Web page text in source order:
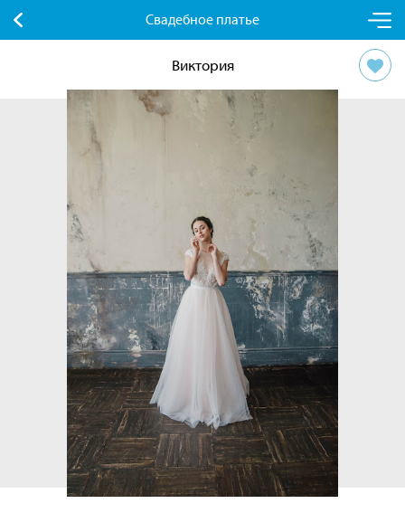
Свадебное платье
Виктория